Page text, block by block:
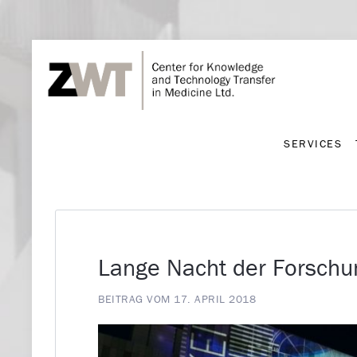
SERVICES
Lange Nacht der
BEITRAG VOM 17. APRIL 2018